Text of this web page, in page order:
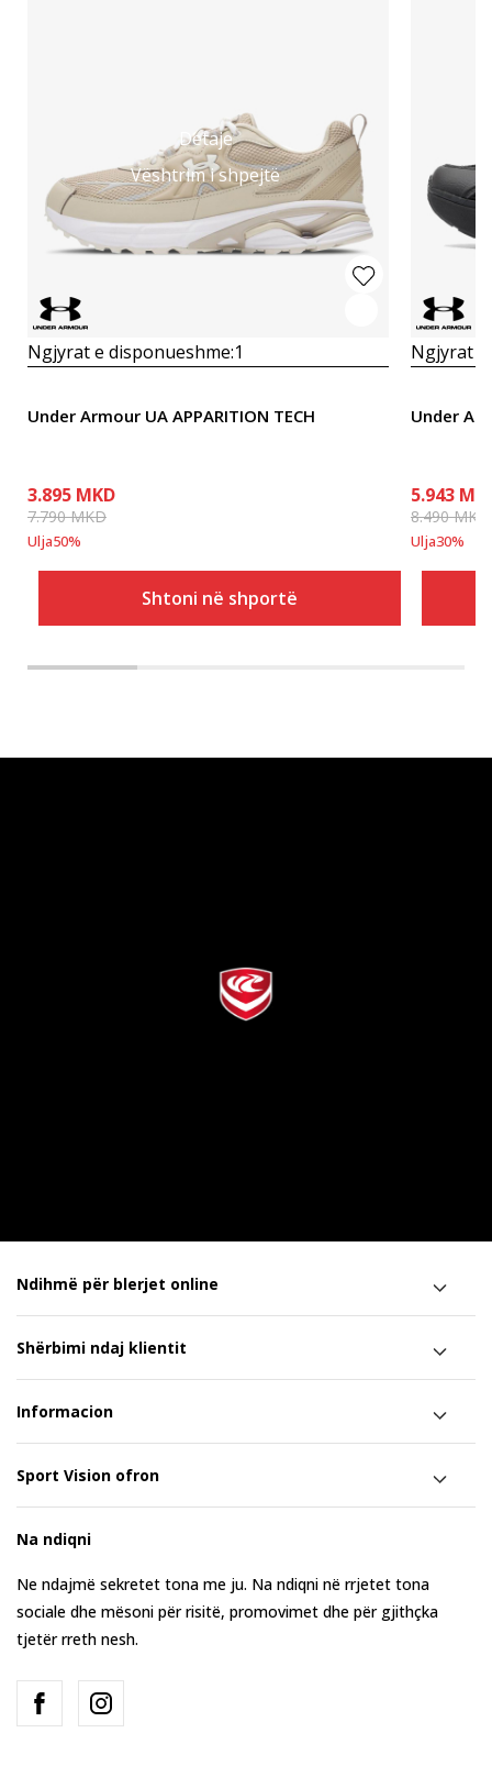
Detaje
Vështrim i shpejtë
Ngjyrat e disponueshme:1
Under Armour UA APPARITION TECH
3.895 MKD
7.790MKD
Ulja50%
Shtoni në shportë
Ngjyrat e
Under
5.943
8.490MKD
Ulja30%
Ndihmë për blerjet online
Shërbimi ndaj klientit
Informacion
Sport Vision ofron
Na ndiqni
Ne ndajmë sekretet tona me ju. Na ndiqni në rrjetet tona
sociale dhe mësoni për risitë, promovimet dhe për gjithçka
tjetër rreth nesh.